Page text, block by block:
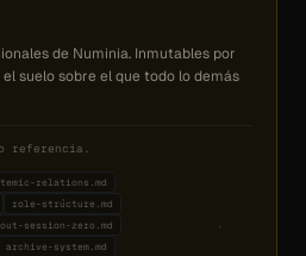
de Numinia. Inmutables por
suelo sobre el que todo lo demás
referencia.
relations.md
role-structure.md
session-zero.md
archive-system.md